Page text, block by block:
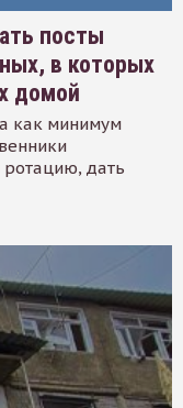
посты
в которых
домой
как минимум
дать